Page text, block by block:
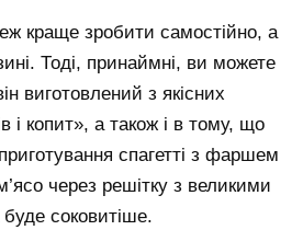
краще зробити самостійно, а
Тоді, принаймні, ви можете
виготовлений з якісних
і копит», а також і в тому, що
спагетті з фаршем
через решітку з великими
соковитіше.